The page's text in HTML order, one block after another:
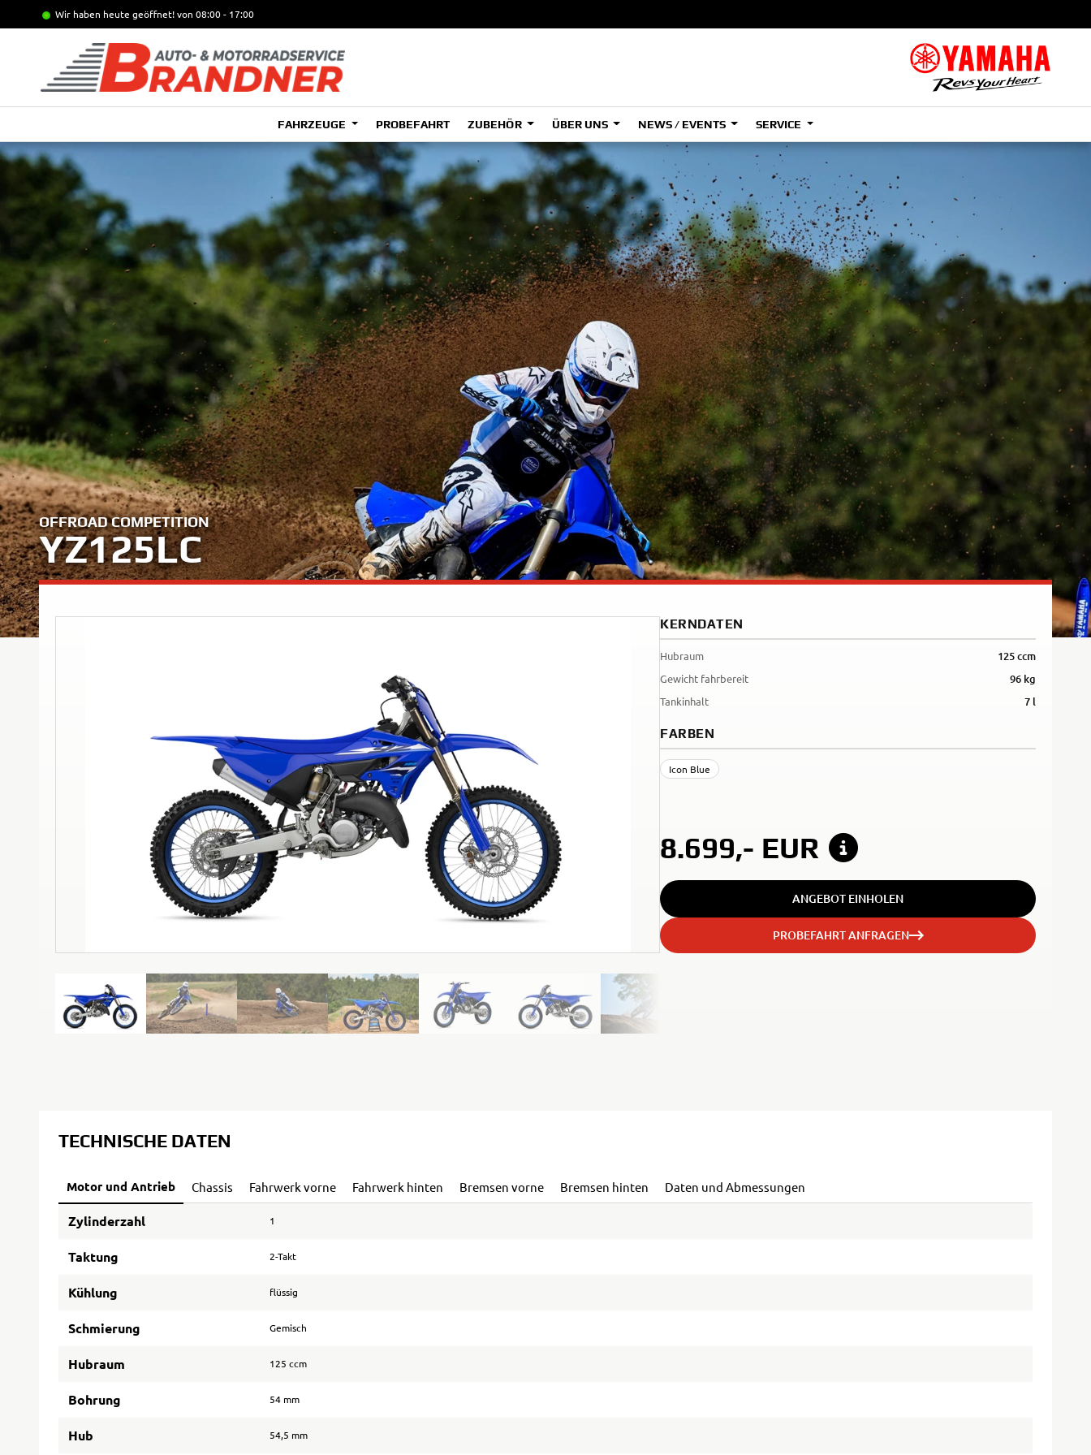
Wir haben heute geöffnet!von 08:00 - 17:00
FAHRZEUGE
ADVENTURE
HYPER NAKED
OFFROAD COMPETITION
SPORT HERITAGE
SPORT TOURING
SUPERSPORT
Tenere
700
Tenere
700
(Low)
A2
Tenere
700
(Low)
35kW
A2
Tenere
700
35kW
A
Tenere
700
Rally
A2
Tenere
700
Rally
35kW
A
Tenere
700
World
Raid
A1
WR125R
PROBEFAHRT ZUBEHÖR ÜBER UNS NEWS / EVENTS SERVICE
OFFROAD COMPETITION
YZ125LC
KERNDATEN
Hubraum 125 ccm
Gewicht fahrbereit 96 kg
Tankinhalt 7 l
FARBEN
Icon Blue
8.699,- EUR
ANGEBOT EINHOLEN
PROBEFAHRT ANFRAGEN
TECHNISCHE DATEN
Motor und Antrieb Chassis Fahrwerk vorne Fahrwerk hinten Bremsen vorne Bremsen hinten Daten und Abmessungen
Zylinderzahl 1
Taktung 2-Takt
Kühlung flüssig
Schmierung Gemisch
Hubraum 125 ccm
Bohrung 54 mm
Hub 54,5 mm